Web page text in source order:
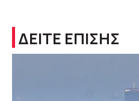
ΔΕΙΤΕ ΕΠΙΣΗΣ